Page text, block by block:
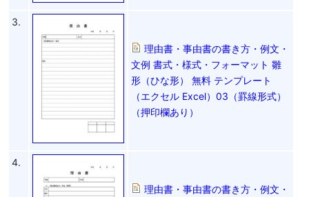
3.
理由書・事由書の書き方・例文・
文例 書式・様式・フォーマット 雛
形（ひな形） 無料 テンプレート
（エクセル Excel）03（罫線形式）
（押印欄あり）
4.
理由書・事由書の書き方・例文・